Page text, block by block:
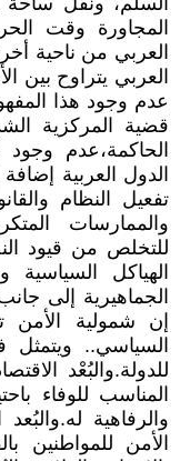
المجاورة وقت
العربي من ناحية
العربي يتراوح بين
عدم وجود هذا
قضية المركزية
الحاكمة،عدم
الدول العربية
تفعيل النظام
والممارسات
للتخلص من قيود
الهياكل
الجماهيرية إلى
إن شمولية الأمن
السياسي..
للدولة.والبُعْد
المناسب للوفاء
والرفاهية
الأمن للمواطنين